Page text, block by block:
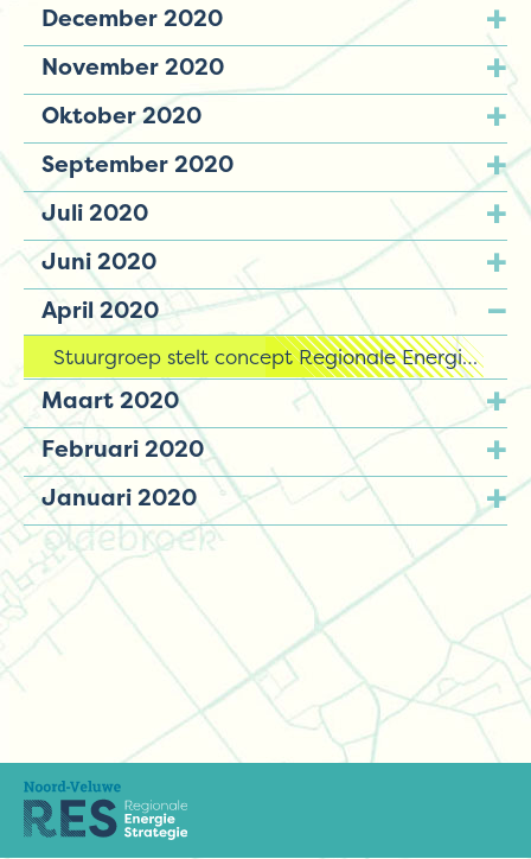
December 2020
November 2020
Oktober 2020
September 2020
Juli 2020
Juni 2020
April 2020
Stuurgroep stelt concept Regionale Energie Strategie Noord-Veluwe vast
Maart 2020
Februari 2020
Januari 2020